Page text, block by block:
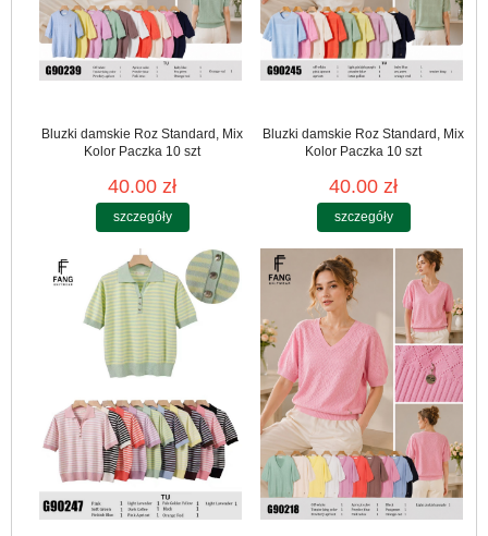
Bluzki damskie Roz Standard, Mix
Kolor Paczka 10 szt
40.00 zł
szczegóły
Bluzki damskie Roz Standard, Mix
Kolor Paczka 10 szt
40.00 zł
szczegóły